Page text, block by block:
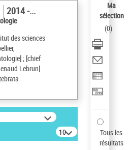
des sciences
; [chief
Lebrun]
2014 -...
10
résultats/page
Ma
sélection
(0)
Tous les
résultats